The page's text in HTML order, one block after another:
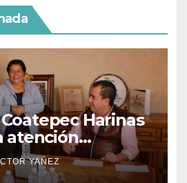
Harinas
atención
la toma de
YAÑEZ